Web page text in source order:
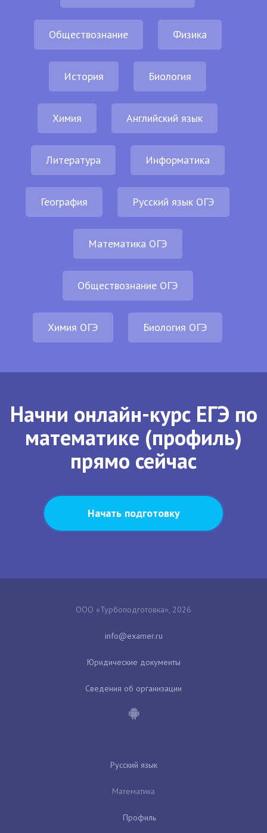
Обществознание Физика
История Биология
Химия Английский язык
Литература Информатика
География Русский язык ОГЭ
Математика ОГЭ
Обществознание ОГЭ
Химия ОГЭ Биология ОГЭ
Начни онлайн-курс ЕГЭ по
математике (профиль)
прямо сейчас
Начать подготовку
ООО «Турбоподготовка», 2026
Юридические документы
Сведения об организации
Русский язык
Математика
Профиль